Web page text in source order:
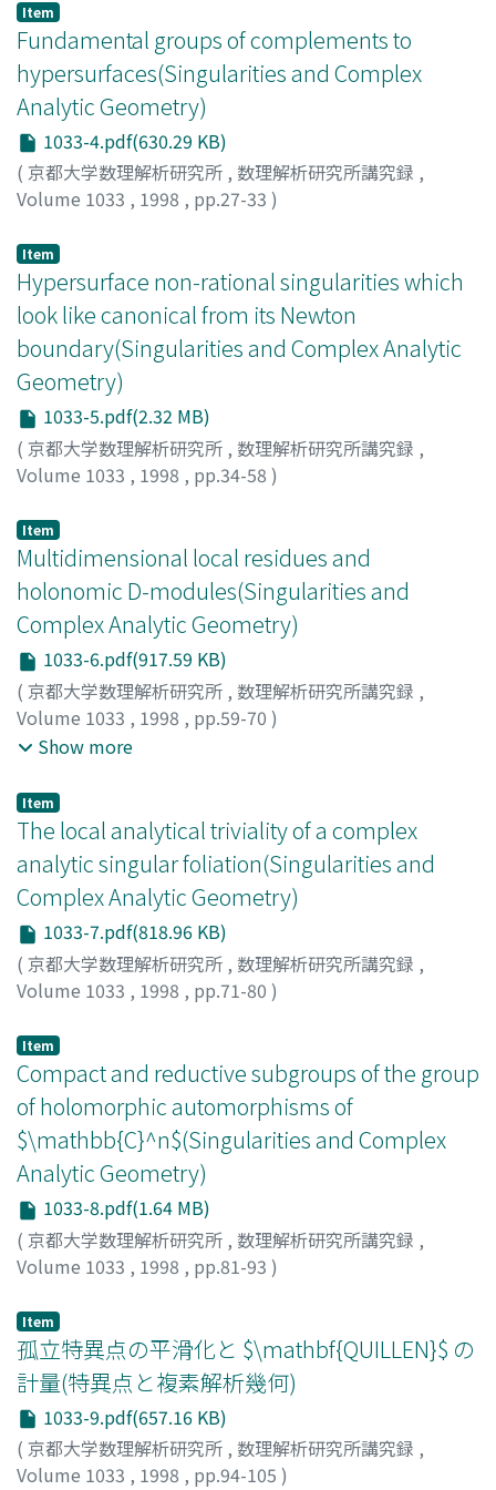
Item
Fundamental groups of complements to
hypersurfaces(Singularities and Complex
Analytic Geometry)
1033-4.pdf(630.29 KB)
( 京都大学数理解析研究所 , 数理解析研究所講究録 ,
Volume 1033 , 1998 , pp.27-33 )
Item
Hypersurface non-rational singularities which
look like canonical from its Newton
boundary(Singularities and Complex Analytic
Geometry)
1033-5.pdf(2.32 MB)
( 京都大学数理解析研究所 , 数理解析研究所講究録 ,
Volume 1033 , 1998 , pp.34-58 )
孝;イシイ, シホコ
Item
Multidimensional local residues and
holonomic D-modules(Singularities and
Complex Analytic Geometry)
1033-6.pdf(917.59 KB)
( 京都大学数理解析研究所 , 数理解析研究所講究録 ,
Volume 1033 , 1998 , pp.59-70 )
Tajima, Shinichi
アク, トシノリ
Show more
Item
The local analytical triviality of a complex
analytic singular foliation(Singularities and
Complex Analytic Geometry)
1033-7.pdf(818.96 KB)
( 京都大学数理解析研究所 , 数理解析研究所講究録 ,
Volume 1033 , 1998 , pp.71-80 )
Item
Compact and reductive subgroups of the group
of holomorphic automorphisms of
$\mathbb{C}^n$(Singularities and Complex
Analytic Geometry)
1033-8.pdf(1.64 MB)
( 京都大学数理解析研究所 , 数理解析研究所講究録 ,
Volume 1033 , 1998 , pp.81-93 )
Item
孤立特異点の平滑化と $\mathbf{QUILLEN}$ の
計量(特異点と複素解析幾何)
1033-9.pdf(657.16 KB)
( 京都大学数理解析研究所 , 数理解析研究所講究録 ,
Volume 1033 , 1998 , pp.94-105 )